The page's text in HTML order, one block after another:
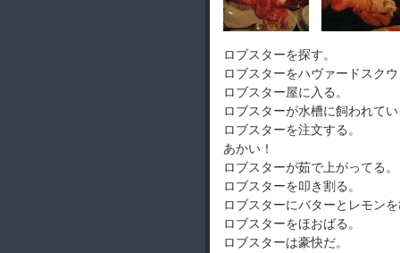
ロブスターを探す。
ロブスターをハヴァードスク
ロブスター屋に入る。
ロブスターが水槽に飼われて
ロブスターを注文する。
あかい！
ロブスターが茹で上がってる。
ロブスターを叩き割る。
ロブスターにバターとレモン
ロブスターをほおばる。
ロブスターは豪快だ。